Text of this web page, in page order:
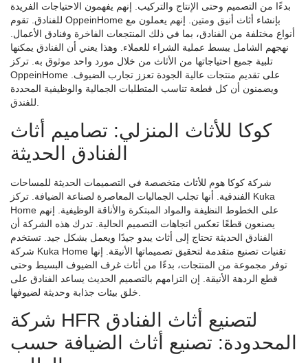
بدءًا من التصميم وحتى الإنتاج والتركيب. إنهم يفهمون الاحتياجات الفريدة
للفنادق. تقوم OppeinHome بإنشاء أثاث أنيق ومتين. إنهم يعملون مع
أنواع مختلفة من الفنادق، بما في ذلك المنتجعات الفاخرة وفنادق الأعمال.
نهجهم الشامل يبسط عملية الشراء للعملاء. وهذا يعني أن الفنادق يمكنها
تلبية جميع احتياجاتها من الأثاث من خلال مورد واحد موثوق به. تركز
OppeinHome على تقديم منتجات عالية الجودة تعزز تجارب الضيوف.
ويضمنون أن كل قطعة تناسب المتطلبات الجمالية والوظيفية المحددة
كوكا للأثاث المنزلي: تصاميم أثاث
الفنادق الحديثة
شركة كوكا هوم للأثاث متخصصة في التصميمات الحديثة للمساحات
الفندقية. أنها تجلب الجماليات المعاصرة لصناعة الضيافة. تركز Kuka
Home على الخطوط النظيفة والمواد المبتكرة والأناقة الوظيفية. إنهم
يصنعون قطعًا تعكس اتجاهات التصميم الحالية. تدرك هذه الشركة أن
الفنادق الحديثة تحتاج إلى أثاث يبدو جيدًا ويعمل بشكل جيد. تستخدم
شركة Kuka Home تقنيات تصنيع متقدمة لتحقيق تصميماتها الأنيقة. إنها
توفر مجموعة من المنتجات، بدءًا من أثاث غرف الضيوف البسيط وحتى
قطع الردهة الأنيقة. إن التزامهم بالتصميم الحديث يساعد الفنادق على
شركة HFR لتصنيع أثاث الفنادق
المحدودة: تصنيع أثاث الضيافة حسب